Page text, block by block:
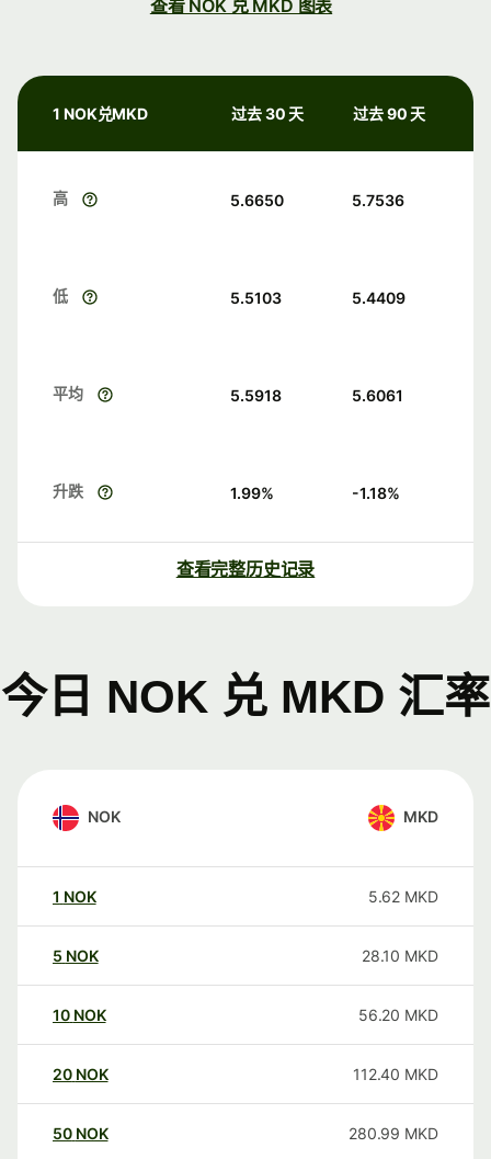
查看 NOK 兑 MKD 图表
1 NOK兑MKD 过去 30 天 过去 90 天
高 5.6650 5.7536
低 5.5103 5.4409
平均 5.5918 5.6061
升跌 1.99% -1.18%
查看完整历史记录
今日 NOK 兑 MKD 汇率
NOK MKD
1 NOK 5.62 MKD
5 NOK 28.10 MKD
10 NOK 56.20 MKD
20 NOK 112.40 MKD
50 NOK 280.99 MKD